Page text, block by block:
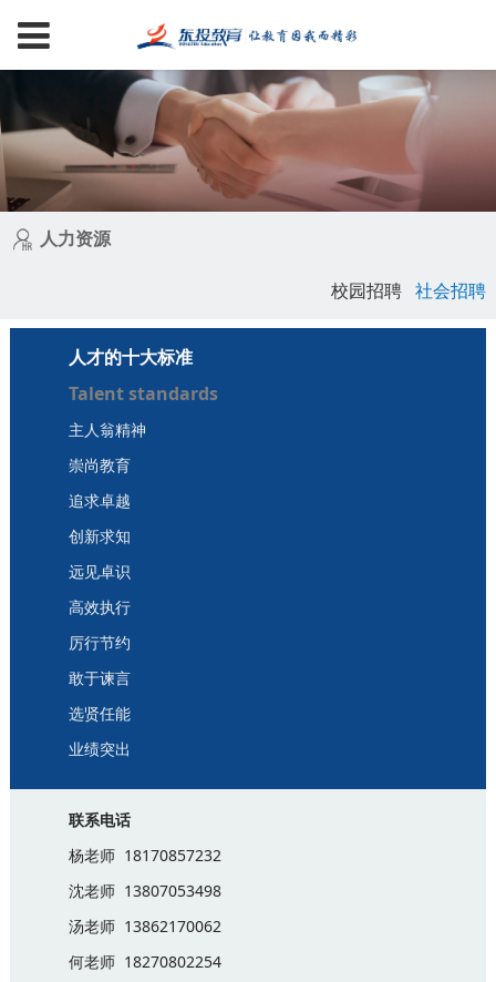
人力资源
校园招聘 社会招聘
人才的十大标准
Talent standards
主人翁精神
崇尚教育
追求卓越
创新求知
远见卓识
高效执行
厉行节约
敢于谏言
选贤任能
业绩突出
联系电话
杨老师 18170857232
沈老师 13807053498
汤老师 13862170062
何老师 18270802254